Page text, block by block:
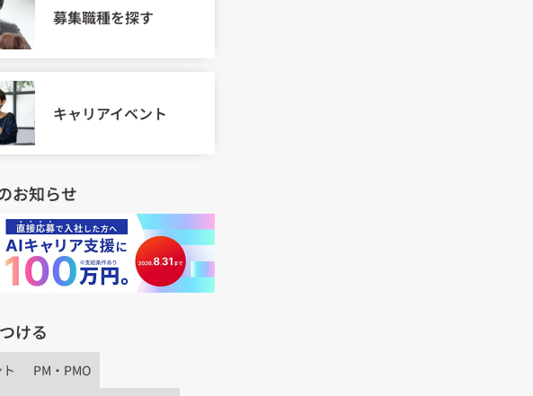
募集職種を探す
キャリアイベント
お知らせ
ける
PM・PMO